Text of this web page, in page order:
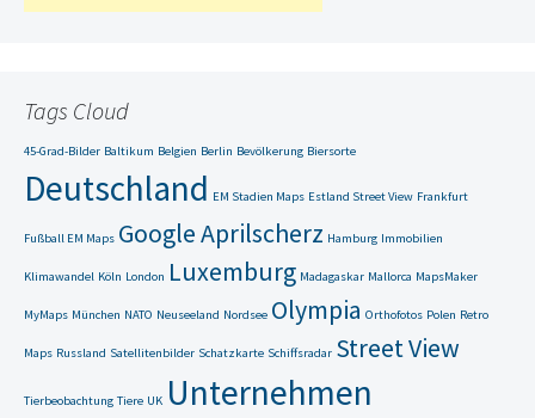
Tags Cloud
45-Grad-Bilder Baltikum Belgien Berlin Bevölkerung Biersorte
Deutschland EM Stadien Maps Estland Street View Frankfurt
Fußball EM Maps Google Aprilscherz Hamburg Immobilien
Klimawandel Köln London Luxemburg Madagaskar Mallorca MapsMaker
MyMaps München NATO Neuseeland Nordsee Olympia Orthofotos Polen Retro
Maps Russland Satellitenbilder Schatzkarte Schiffsradar Street View
Tierbeobachtung Tiere UK Unternehmen